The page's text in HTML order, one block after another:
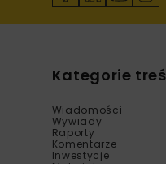
Kategorie
Wiadomości
Wywiady
Raporty
Komentarze
Inwestycje
Materiały